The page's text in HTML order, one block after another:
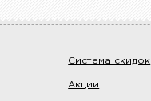
Система скидок
Акции